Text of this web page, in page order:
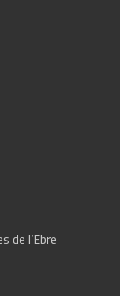
de l’Ebre